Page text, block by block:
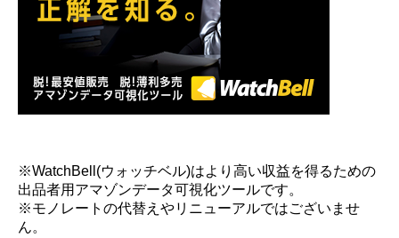
※WatchBell(ウォッチベル)はより高い収益を得るための
出品者用アマゾンデータ可視化ツールです。
※モノレートの代替えやリニューアルではございませ
ん。